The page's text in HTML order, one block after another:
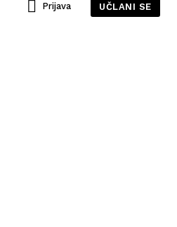
Prijava UČLANI SE